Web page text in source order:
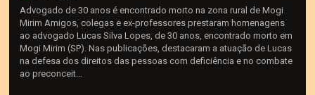
Advogado de 30 anos é encontrado morto na zona rural de Mogi
Mirim Amigos, colegas e ex-professores prestaram homenagens
ao advogado Lucas Silva Lopes, de 30 anos, encontrado morto em
Mogi Mirim (SP). Nas publicações, destacaram a atuação de Lucas
na defesa dos direitos das pessoas com deficiência e no combate
ao preconceit...